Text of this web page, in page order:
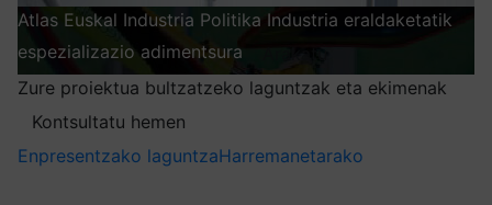
Atlas Euskal Industria Politika Industria eraldaketatik
espezializazio adimentsura
Zure proiektua bultzatzeko laguntzak eta ekimenak
Kontsultatu hemen
Enpresentzako laguntzaHarremanetarako